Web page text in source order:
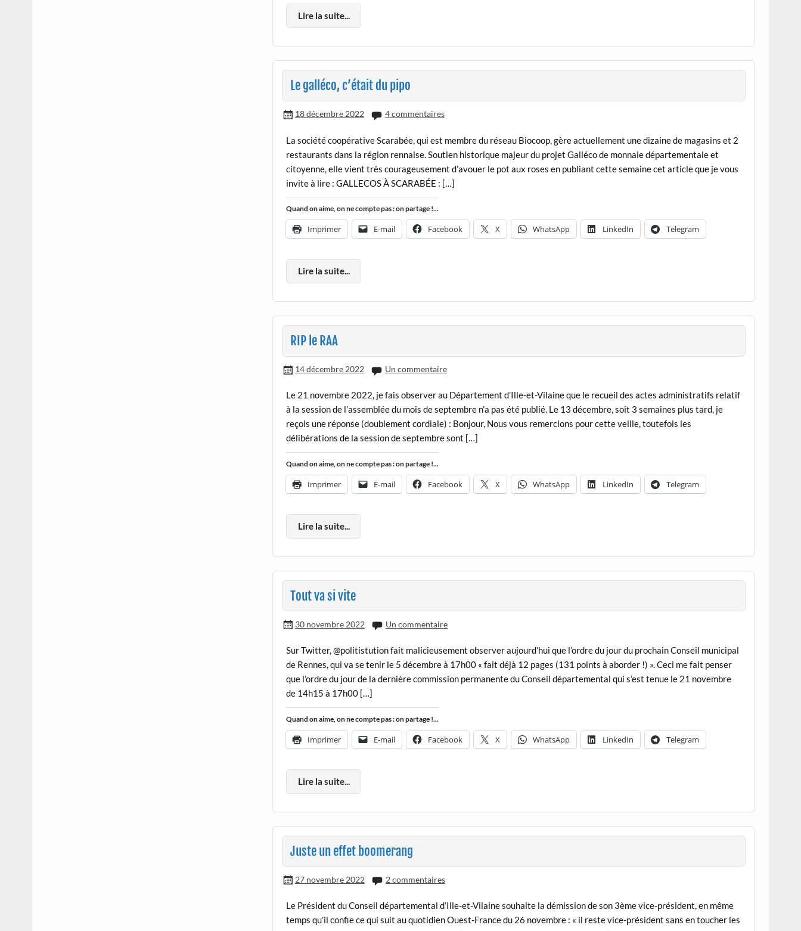
Lire la suite...
Le galléco, c’était du pipo
18 décembre 2022 4 commentaires
La société coopérative Scarabée, qui est membre du réseau Biocoop, gère actuellement une dizaine de magasins et 2
restaurants dans la région rennaise. Soutien historique majeur du projet Galléco de monnaie départementale et
citoyenne, elle vient très courageusement d’avouer le pot aux roses en publiant cette semaine cet article que je vous
invite à lire : GALLECOS À SCARABÉE : […]
Quand on aime, on ne compte pas : on partage !...
Imprimer E-mail Facebook X WhatsApp LinkedIn Telegram
Lire la suite...
RIP le RAA
14 décembre 2022 Un commentaire
Le 21 novembre 2022, je fais observer au Département d’Ille-et-Vilaine que le recueil des actes administratifs relatif
à la session de l’assemblée du mois de septembre n’a pas été publié. Le 13 décembre, soit 3 semaines plus tard, je
reçois une réponse (doublement cordiale) : Bonjour, Nous vous remercions pour cette veille, toutefois les
délibérations de la session de septembre sont […]
Quand on aime, on ne compte pas : on partage !...
Imprimer E-mail Facebook X WhatsApp LinkedIn Telegram
Lire la suite...
Tout va si vite
30 novembre 2022 Un commentaire
Sur Twitter, @politistution fait malicieusement observer aujourd’hui que l’ordre du jour du prochain Conseil municipal
de Rennes, qui va se tenir le 5 décembre à 17h00 « fait déjà 12 pages (131 points à aborder !) ». Ceci me fait penser
que l’ordre du jour de la dernière commission permanente du Conseil départemental qui s’est tenue le 21 novembre
de 14h15 à 17h00 […]
Quand on aime, on ne compte pas : on partage !...
Imprimer E-mail Facebook X WhatsApp LinkedIn Telegram
Lire la suite...
Juste un effet boomerang
27 novembre 2022 2 commentaires
Le Président du Conseil départemental d’Ille-et-Vilaine souhaite la démission de son 3ème vice-président, en même
temps qu’il confie ce qui suit au quotidien Ouest-France du 26 novembre : « il reste vice-président sans en toucher les